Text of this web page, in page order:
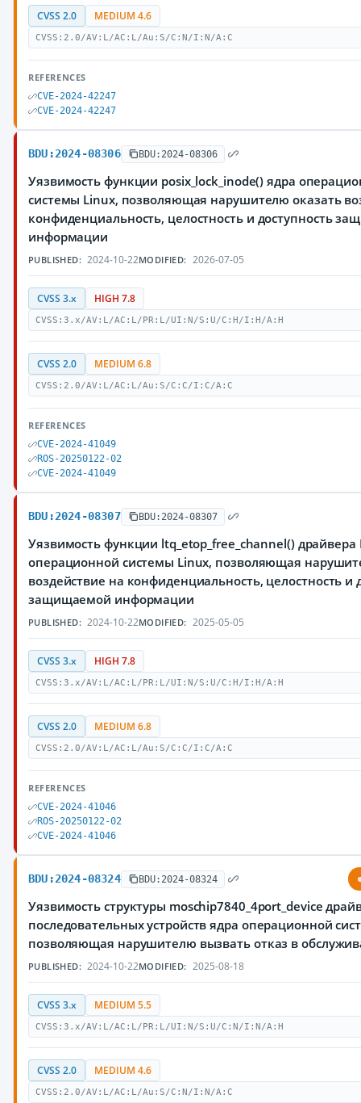
CVSS 2.0 MEDIUM 4.6
CVSS:2.0/AV:L/AC:L/Au:S/C:N/I:N/A:C
REFERENCES
CVE-2024-42247
CVE-2024-42247
BDU:2024-08306 BDU:2024-08306
Уязвимость функции posix_lock_inode() ядра
системы Linux, позволяющая нарушителю оказать
конфиденциальность, целостность и доступность
информации
PUBLISHED: 2024-10-22MODIFIED: 2026-07-05
CVSS 3.x HIGH 7.8
CVSS:3.x/AV:L/AC:L/PR:L/UI:N/S:U/C:H/I:H/A:H
CVSS 2.0 MEDIUM 6.8
CVSS:2.0/AV:L/AC:L/Au:S/C:C/I:C/A:C
REFERENCES
CVE-2024-41049
ROS-20250122-02
CVE-2024-41049
BDU:2024-08307 BDU:2024-08307
Уязвимость функции ltq_etop_free_channel()
операционной системы Linux, позволяющая
воздействие на конфиденциальность, целостность и
защищаемой информации
PUBLISHED: 2024-10-22MODIFIED: 2025-05-05
CVSS 3.x HIGH 7.8
CVSS:3.x/AV:L/AC:L/PR:L/UI:N/S:U/C:H/I:H/A:H
CVSS 2.0 MEDIUM 6.8
CVSS:2.0/AV:L/AC:L/Au:S/C:C/I:C/A:C
REFERENCES
CVE-2024-41046
ROS-20250122-02
CVE-2024-41046
BDU:2024-08324 BDU:2024-08324
Уязвимость структуры moschip7840_4port_device
последовательных устройств ядра операционной
позволяющая нарушителю вызвать отказ в
PUBLISHED: 2024-10-22MODIFIED: 2025-08-18
CVSS 3.x MEDIUM 5.5
CVSS:3.x/AV:L/AC:L/PR:L/UI:N/S:U/C:N/I:N/A:H
CVSS 2.0 MEDIUM 4.6
CVSS:2.0/AV:L/AC:L/Au:S/C:N/I:N/A:C